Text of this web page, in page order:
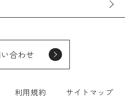
合わせ
利用規約 サイトマップ